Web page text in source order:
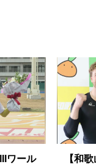
ワール
【和